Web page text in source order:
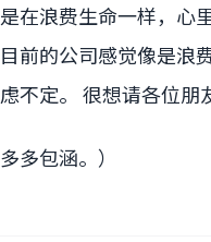
在浪费生命一样，心
前的公司感觉像是浪
不定。 很想请各位朋
多包涵。）